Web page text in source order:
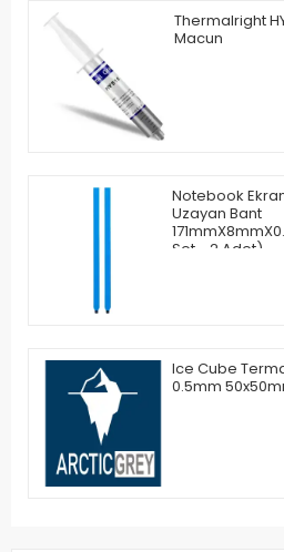
Thermalright
Macun
Notebook
Uzayan Bant
Set - 2 Adet)
Ice Cube
0.5mm